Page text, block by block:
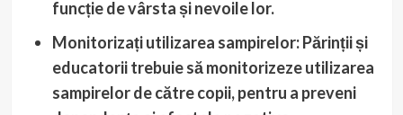
funcție de vârsta și nevoile lor.
Monitorizați utilizarea sampirelor: Părinții și
educatorii trebuie să monitorizeze utilizarea
sampirelor de către copii, pentru a preveni